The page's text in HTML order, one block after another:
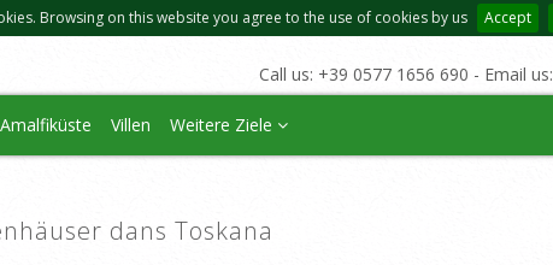
Browsing on this website you agree to the use of cookies by us Accept
Call us: +39 0577 1656 690 - Email us:
Amalfiküste Villen Weitere Ziele
dans Toskana